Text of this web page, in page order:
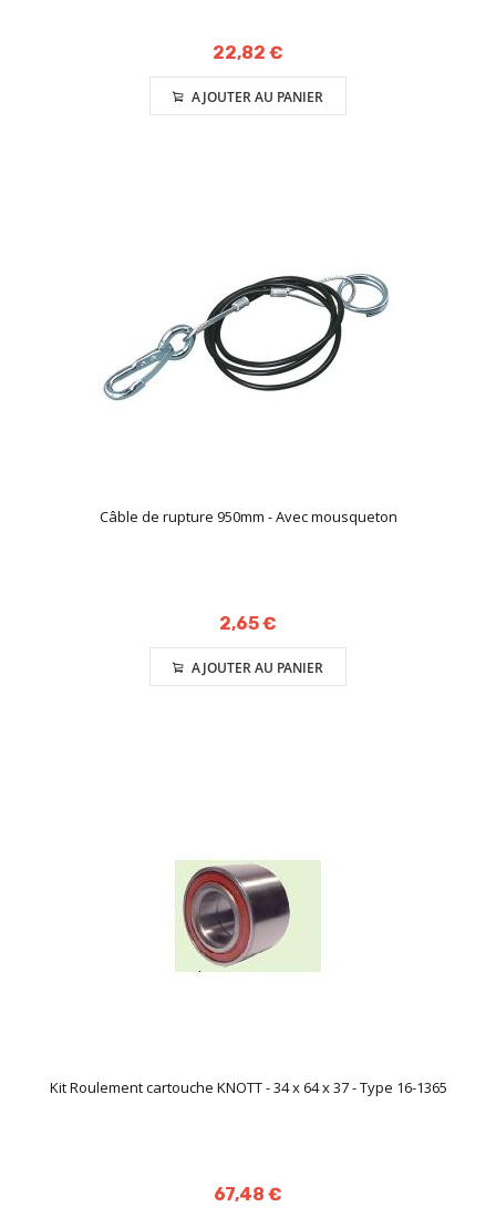
22,82 €
AJOUTER AU PANIER
Câble de rupture 950mm - Avec mousqueton
2,65 €
AJOUTER AU PANIER
Kit Roulement cartouche KNOTT - 34 x 64 x 37 - Type 16-1365
67,48 €